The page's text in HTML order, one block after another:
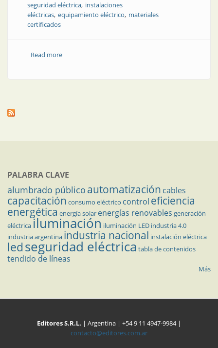
seguridad eléctrica instalaciones
eléctricas equipamiento eléctrico materiales
certificados
Read moreabout Seguridad eléctrica | Materiales certificados
PALABRA CLAVE
alumbrado público automatización cables
capacitación consumo eléctrico control eficiencia
energética energía solar energías renovables generación
eléctricailuminación iluminación LED industria 4.0
industria argentina industria nacional instalación eléctrica
ledseguridad eléctrica tabla de contenidos
tendido de líneas
Más
Editores S.R.L. | Argentina | +54 9 11 4947-9984 |
contacto@editores.com.ar